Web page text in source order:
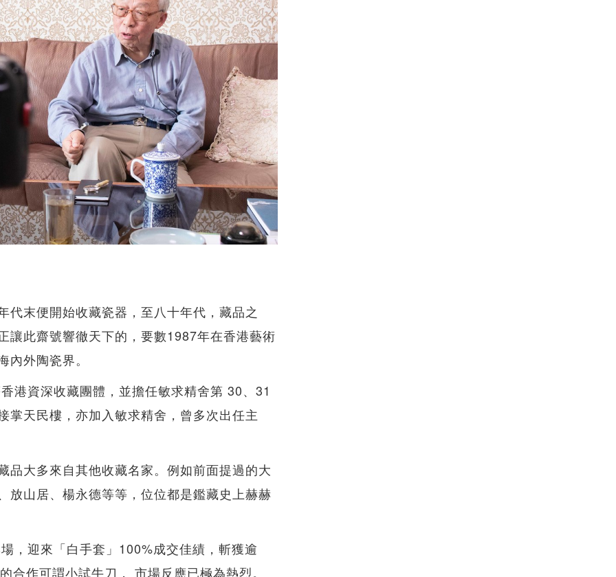
末便開始收藏瓷器，至八十年代，藏品之
讓此齋號響徹天下的，要數1987年在香港藝術
外陶瓷界。
港資深收藏團體，並擔任敏求精舍第 30、31
掌天民樓，亦加入敏求精舍，曾多次出任主
品大多來自其他收藏名家。例如前面提過的大
放山居、楊永德等等，位位都是鑑藏史上赫赫
，迎來「白手套」100%成交佳績，斬獲逾
作可謂小試牛刀， 市場反應已極為熱烈。